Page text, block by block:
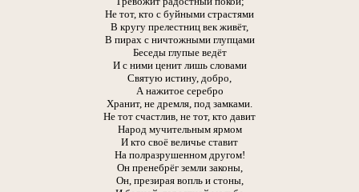
Не тот, кто с буйными страстями
В кругу прелестниц век живёт,
В пирах с ничтожными глупцами
Беседы глупые ведёт
И с ними ценит лишь словами
Святую истину, добро,
А нажитое серебро
Хранит, не дремля, под замками.
Не тот счастлив, не тот, кто давит
Народ мучительным ярмом
И кто своё величье ставит
На полразрушенном другом!
Он пренебрёг земли законы,
Он, презирая вопль и стоны,